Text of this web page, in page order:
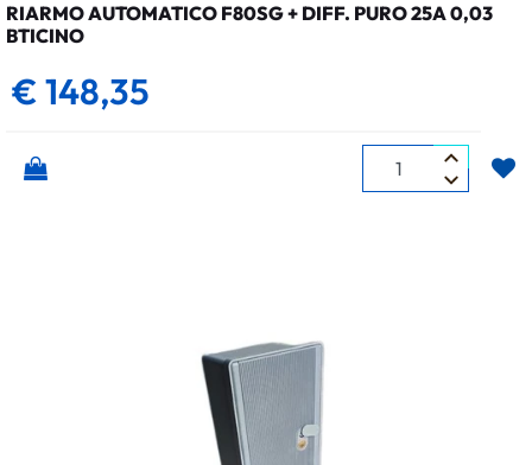
RIARMO AUTOMATICO F80SG + DIFF. PURO 25A 0,03
BTICINO
€ 148,35
Quantità